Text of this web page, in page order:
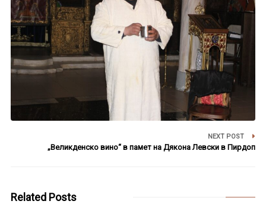
NEXT POST
„Великденско вино“ в памет на Дякона Левски в Пирдоп
Related Posts